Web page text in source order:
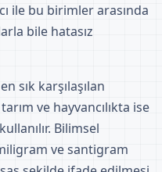
ile bu birimler arasında
bile hatasız
sık karşılaşılan
ve hayvancılıkta ise
Bilimsel
ve santigram